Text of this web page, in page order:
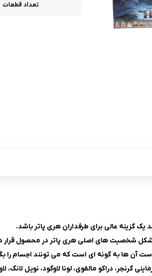
سرد کودک تعداد قطعات
ها به گونه ای است که می تونند اجسام را
گرنجر، دراکو مالفوی، لونا لاوگود، نویل